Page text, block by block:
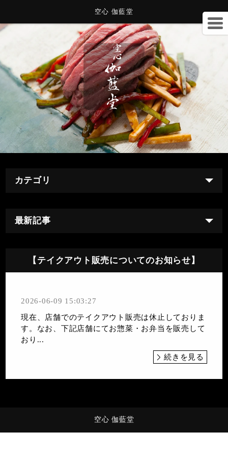
空心 伽藍堂
カテゴリ
最新記事
【テイクアウト販売についてのお知らせ】
2026-06-09 15:03:27
現在、店舗でのテイクアウト販売は休止しておりま
す。なお、下記店舗にてお惣菜・お弁当を販売して
おり...
続きを見る
空心 伽藍堂